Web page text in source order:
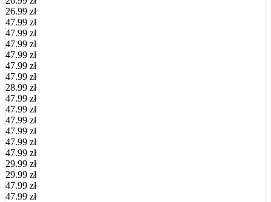
26.99 zł
47.99 zł
47.99 zł
47.99 zł
47.99 zł
47.99 zł
47.99 zł
28.99 zł
47.99 zł
47.99 zł
47.99 zł
47.99 zł
47.99 zł
47.99 zł
29.99 zł
29.99 zł
47.99 zł
47.99 zł